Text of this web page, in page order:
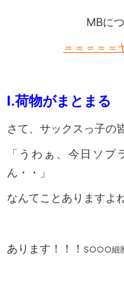
MBに
＝＝＝＝
Ⅰ.荷物がまとまる
さて、サックスっ子の
「うわぁ、今日ソ
ん・・」
なんてことありますよ
あります！！！ S○○○細